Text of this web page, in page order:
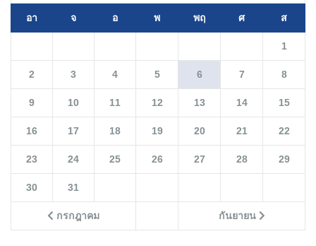
อา จ อ พ พฤ ศ ส
กรกฎาคม กันยายน
1
2 3 4 5 6 7 8
9 10 11 12 13 14 15
16 17 18 19 20 21 22
23 24 25 26 27 28 29
30 31